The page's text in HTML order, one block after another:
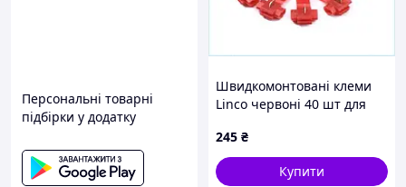
Персональні товарні
підбірки у додатку
Швидкомонтовані клеми
Linco червоні 40 шт для
245 ₴
Купити